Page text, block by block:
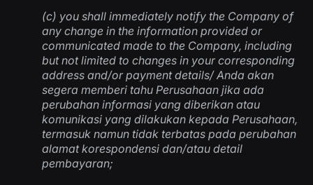
(c) you shall immediately notify the Company of
any change in the information provided or
communicated made to the Company, including
but not limited to changes in your corresponding
address and/or payment details/Anda akan
segera memberi tahu Perusahaan jika ada
perubahan informasi yang diberikan atau
komunikasi yang dilakukan kepada Perusahaan,
termasuk namun tidak terbatas pada perubahan
alamat korespondensi dan/atau detail
pembayaran;